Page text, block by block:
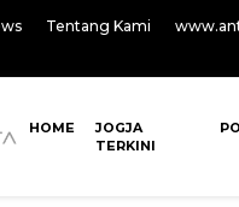
Tentang Kami
HOME
JOGJA
TERKINI